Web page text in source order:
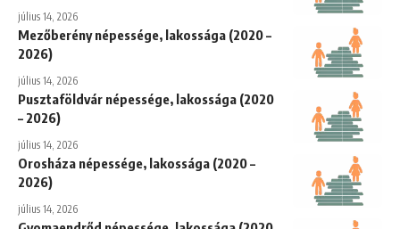
július 14, 2026
Mezőberény népessége, lakossága (2020 –
2026)
július 14, 2026
Pusztaföldvár népessége, lakossága (2020
– 2026)
július 14, 2026
Orosháza népessége, lakossága (2020 –
2026)
július 14, 2026